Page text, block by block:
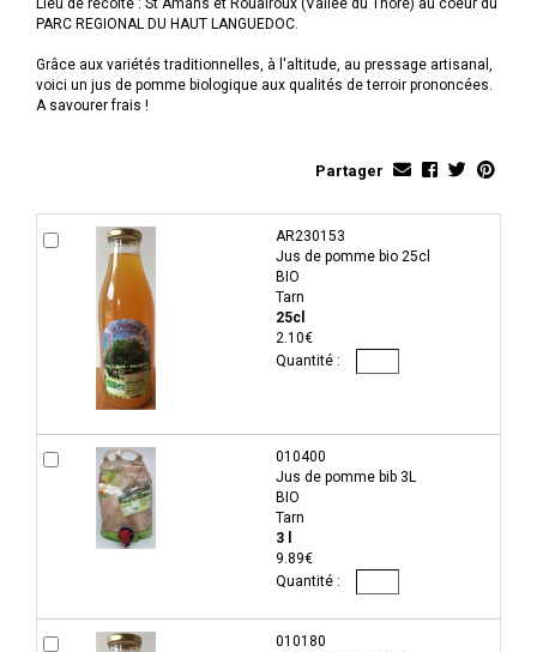
Lieu de récolte : St Amans et Rouairoux (Vallée du Thoré) au coeur du
PARC REGIONAL DU HAUT LANGUEDOC.
Grâce aux variétés traditionnelles, à l'altitude, au pressage artisanal,
voici un jus de pomme biologique aux qualités de terroir prononcées.
A savourer frais !
Partager
AR230153
Jus de pomme bio 25cl
BIO
Tarn
25cl
2.10€
010400
Jus de pomme bib 3L
BIO
Tarn
3 l
9.89€
010180